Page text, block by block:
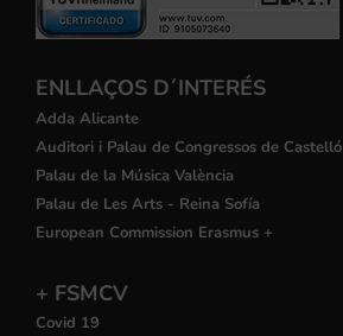
ENLLAÇOS D´INTERÉS
Adda Alicante
Auditori i Palau de Congressos de Castelló
Palau de la Música València
Palau de Les Arts - Reina Sofía
European Commission Erasmus +
+ FSMCV
Covid 19